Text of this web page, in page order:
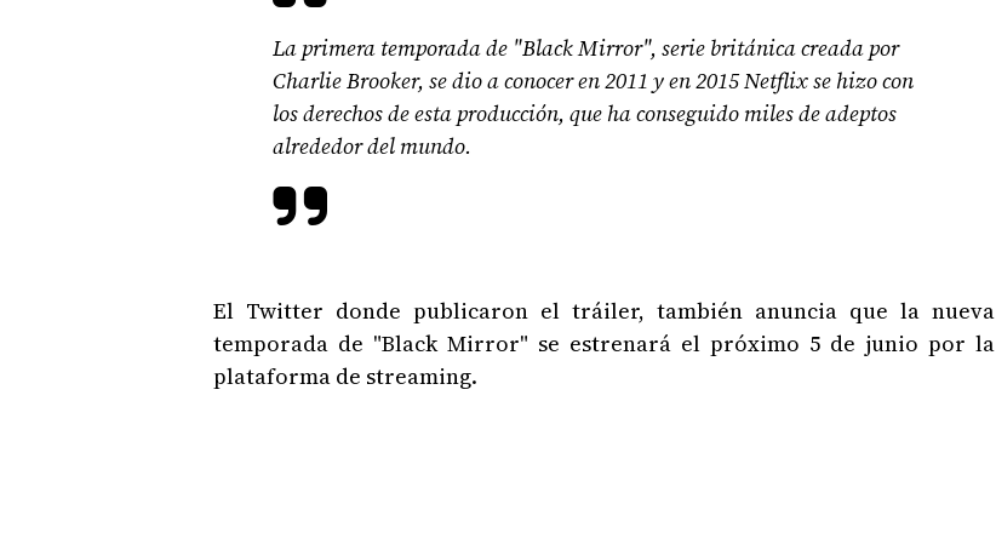
La primera temporada de "Black Mirror", serie británica creada por
Charlie Brooker, se dio a conocer en 2011 y en 2015 Netflix se hizo con
los derechos de esta producción, que ha conseguido miles de adeptos
alrededor del mundo.
El Twitter donde publicaron el tráiler, también anuncia que la nueva
temporada de "Black Mirror" se estrenará el próximo 5 de junio por la
plataforma de streaming.